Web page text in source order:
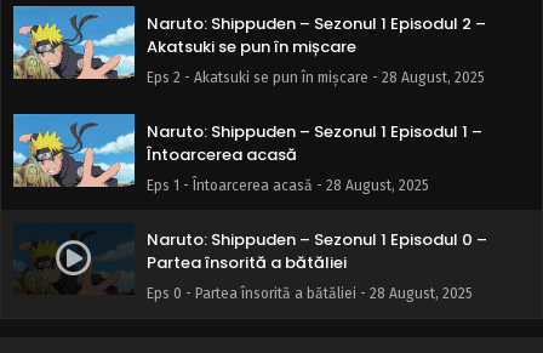
Naruto: Shippuden – Sezonul 1 Episodul 2 –
Akatsuki se pun în mișcare
Eps 2 - Akatsuki se pun în mișcare - 28 August, 2025
Naruto: Shippuden – Sezonul 1 Episodul 1 –
Întoarcerea acasă
Eps 1 - Întoarcerea acasă - 28 August, 2025
Naruto: Shippuden – Sezonul 1 Episodul 0 –
Partea însorită a bătăliei
Eps 0 - Partea însorită a bătăliei - 28 August, 2025